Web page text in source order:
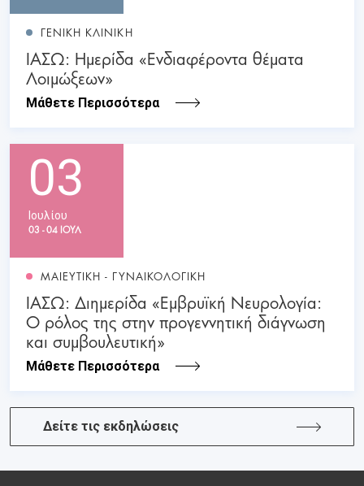
ΓΕΝΙΚΗ ΚΛΙΝΙΚΗ
ΙΑΣΩ: Ημερίδα «Ενδιαφέροντα θέματα
Λοιμώξεων»
Μάθετε Περισσότερα
03
Ιουλίου
03 - 04 ΙΟΥΛ
ΜΑΙΕΥΤΙΚΗ - ΓΥΝΑΙΚΟΛΟΓΙΚΗ
ΙΑΣΩ: Διημερίδα «Εμβρυϊκή Νευρολογία:
Ο ρόλος της στην προγεννητική διάγνωση
και συμβουλευτική»
Μάθετε Περισσότερα
Δείτε τις εκδηλώσεις